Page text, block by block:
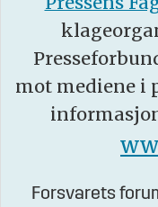
mot mediene i
Forsvarets